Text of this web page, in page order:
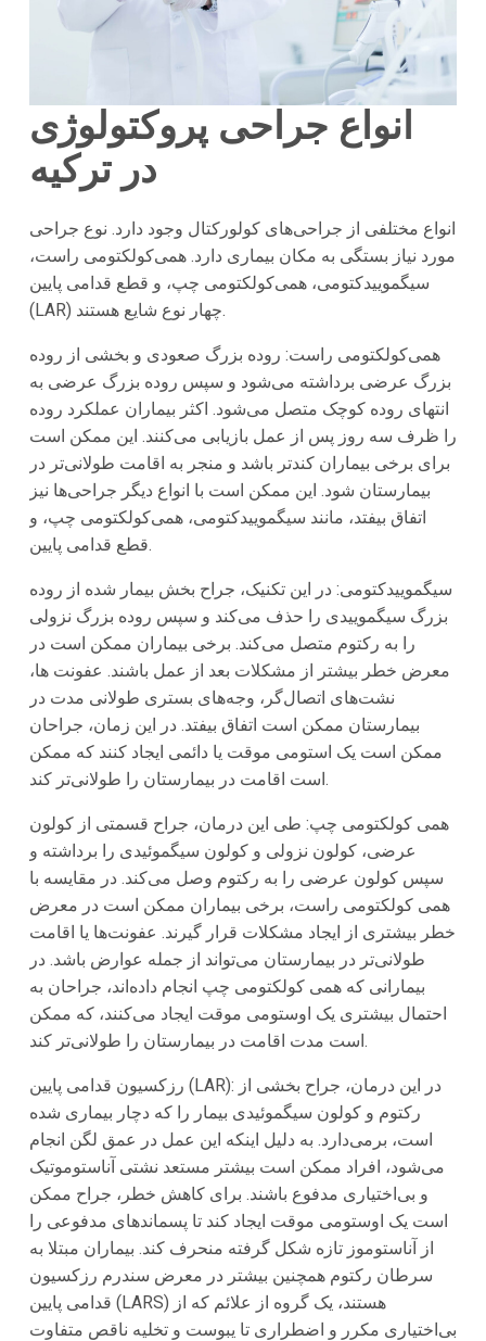
انواع جراحی پروکتولوژی
در ترکیه
انواع مختلفی از جراحی‌های کولورکتال وجود دارد. نوع جراحی
مورد نیاز بستگی به مکان بیماری دارد. همی‌کولکتومی راست،
سیگموییدکتومی، همی‌کولکتومی چپ، و قطع قدامی پایین
(LAR) چهار نوع شایع هستند.
همی‌کولکتومی راست: روده بزرگ صعودی و بخشی از روده
بزرگ عرضی برداشته می‌شود و سپس روده بزرگ عرضی به
انتهای روده کوچک متصل می‌شود. اکثر بیماران عملکرد روده
را ظرف سه روز پس از عمل بازیابی می‌کنند. این ممکن است
برای برخی بیماران کندتر باشد و منجر به اقامت طولانی‌تر در
بیمارستان شود. این ممکن است با انواع دیگر جراحی‌ها نیز
اتفاق بیفتد، مانند سیگموییدکتومی، همی‌کولکتومی چپ، و
قطع قدامی پایین.
سیگموییدکتومی: در این تکنیک، جراح بخش بیمار شده از روده
بزرگ سیگموییدی را حذف می‌کند و سپس روده بزرگ نزولی
را به رکتوم متصل می‌کند. برخی بیماران ممکن است در
معرض خطر بیشتر از مشکلات بعد از عمل باشند. عفونت ها،
نشت‌های اتصال‌گر، وجه‌های بستری طولانی‌ مدت در
بیمارستان ممکن است اتفاق بیفتد. در این زمان، جراحان
ممکن است یک استومی موقت یا دائمی ایجاد کنند که ممکن
است اقامت در بیمارستان را طولانی‌تر کند.
همی کولکتومی چپ: طی این درمان، جراح قسمتی از کولون
عرضی، کولون نزولی و کولون سیگموئیدی را برداشته و
سپس کولون عرضی را به رکتوم وصل می‌کند. در مقایسه با
همی کولکتومی راست، برخی بیماران ممکن است در معرض
خطر بیشتری از ایجاد مشکلات قرار گیرند. عفونت‌ها یا اقامت
طولانی‌تر در بیمارستان می‌تواند از جمله عوارض باشد. در
بیمارانی که همی کولکتومی چپ انجام داده‌اند، جراحان به
احتمال بیشتری یک اوستومی موقت ایجاد می‌کنند، که ممکن
است مدت اقامت در بیمارستان را طولانی‌تر کند.
رزکسیون قدامی پایین (LAR): در این درمان، جراح بخشی از
رکتوم و کولون سیگموئیدی بیمار را که دچار بیماری شده
است، برمی‌دارد. به دلیل اینکه این عمل در عمق لگن انجام
می‌شود، افراد ممکن است بیشتر مستعد نشتی آناستوموتیک
و بی‌اختیاری مدفوع باشند. برای کاهش خطر، جراح ممکن
است یک اوستومی موقت ایجاد کند تا پسماندهای مدفوعی را
از آناستوموز تازه شکل گرفته منحرف کند. بیماران مبتلا به
سرطان رکتوم همچنین بیشتر در معرض سندرم رزکسیون
قدامی پایین (LARS) هستند، یک گروه از علائم که از
بی‌اختیاری مکرر و اضطراری تا یبوست و تخلیه ناقص متفاوت